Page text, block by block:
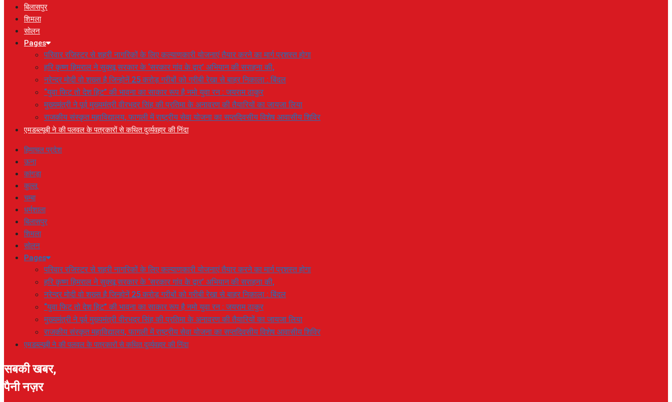
बिलासपुर
शिमला
सोलन
Pages
परिवार रजिस्टर से शहरी नागरिकों के लिए कल्याणकारी योजनाएं तैयार करने का मार्ग प्रशस्त होगा
हरि कृष्ण हिमराल ने सुक्खू सरकार के ‘सरकार गांव के द्वार’ अभियान की सराहना की,
नरेन्द्र मोदी वो शख्स है जिन्होनें 25 करोड़ गरीबों को गरीबी रेखा से बाहर निकाला : बिंदल
“युवा फिट तो देश हिट” की भावना का साकार रूप है नमो युवा रन : जयराम ठाकुर
मुख्यमंत्री ने पूर्व मुख्यमंत्री वीरभद्र सिंह की प्रतिमा के अनावरण की तैयारियों का जायजा लिया
राजकीय संस्कृत महाविद्यालय, फागली में राष्ट्रीय सेवा योजना का सप्तदिवसीय विशेष आवासीय शिविर
एमडब्ल्यूबी ने की पलवल के पत्रकारों से कथित दुर्व्यवहार की निंदा
हिमाचल प्रदेश
ऊना
कांगड़ा
कुल्लू
चम्बा
धर्मशाला
बिलासपुर
शिमला
सोलन
Pages
परिवार रजिस्टर से शहरी नागरिकों के लिए कल्याणकारी योजनाएं तैयार करने का मार्ग प्रशस्त होगा
हरि कृष्ण हिमराल ने सुक्खू सरकार के ‘सरकार गांव के द्वार’ अभियान की सराहना की,
नरेन्द्र मोदी वो शख्स है जिन्होनें 25 करोड़ गरीबों को गरीबी रेखा से बाहर निकाला : बिंदल
“युवा फिट तो देश हिट” की भावना का साकार रूप है नमो युवा रन : जयराम ठाकुर
मुख्यमंत्री ने पूर्व मुख्यमंत्री वीरभद्र सिंह की प्रतिमा के अनावरण की तैयारियों का जायजा लिया
राजकीय संस्कृत महाविद्यालय, फागली में राष्ट्रीय सेवा योजना का सप्तदिवसीय विशेष आवासीय शिविर
एमडब्ल्यूबी ने की पलवल के पत्रकारों से कथित दुर्व्यवहार की निंदा
सबकी खबर,
पैनी नज़र